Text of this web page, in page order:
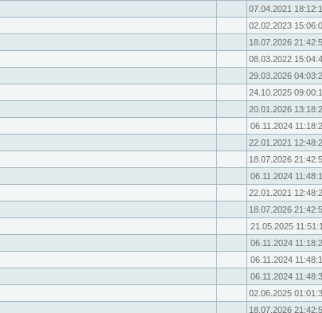
07.04.2021
02.02.2023
18.07.2026
08.03.2022
29.03.2026
24.10.2025
20.01.2026
06.11.2024
22.01.2021
18.07.2026
06.11.2024
22.01.2021
18.07.2026
21.05.2025
06.11.2024
06.11.2024
06.11.2024
02.06.2025
18.07.2026